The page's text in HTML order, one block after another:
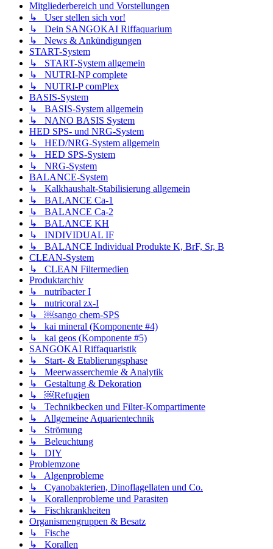
Mitgliederbereich und Vorstellungen
↳ User stellen sich vor!
↳ Dein SANGOKAI Riffaquarium
↳ News & Ankündigungen
START-System
↳ START-System allgemein
↳ NUTRI-NP complete
↳ NUTRI-P comPlex
BASIS-System
↳ BASIS-System allgemein
↳ NANO BASIS System
HED SPS- und NRG-System
↳ HED/NRG-System allgemein
↳ HED SPS-System
↳ NRG-System
BALANCE-System
↳ Kalkhaushalt-Stabilisierung allgemein
↳ BALANCE Ca-1
↳ BALANCE Ca-2
↳ BALANCE KH
↳ INDIVIDUAL IF
↳ BALANCE Individual Produkte K, BrF, Sr, B
CLEAN-System
↳ CLEAN Filtermedien
Produktarchiv
↳ nutribacter I
↳ nutricoral zx-I
↳ ￼sango chem-SPS
↳ kai mineral (Komponente #4)
↳ kai geos (Komponente #5)
SANGOKAI Riffaquaristik
↳ Start- & Etablierungsphase
↳ Meerwasserchemie & Analytik
↳ Gestaltung & Dekoration
↳ ￼Refugien
↳ Technikbecken und Filter-Kompartimente
↳ Allgemeine Aquarientechnik
↳ Strömung
↳ Beleuchtung
↳ DIY
Problemzone
↳ Algenprobleme
↳ Cyanobakterien, Dinoflagellaten und Co.
↳ Korallenprobleme und Parasiten
↳ Fischkrankheiten
Organismengruppen & Besatz
↳ Fische
↳ Korallen